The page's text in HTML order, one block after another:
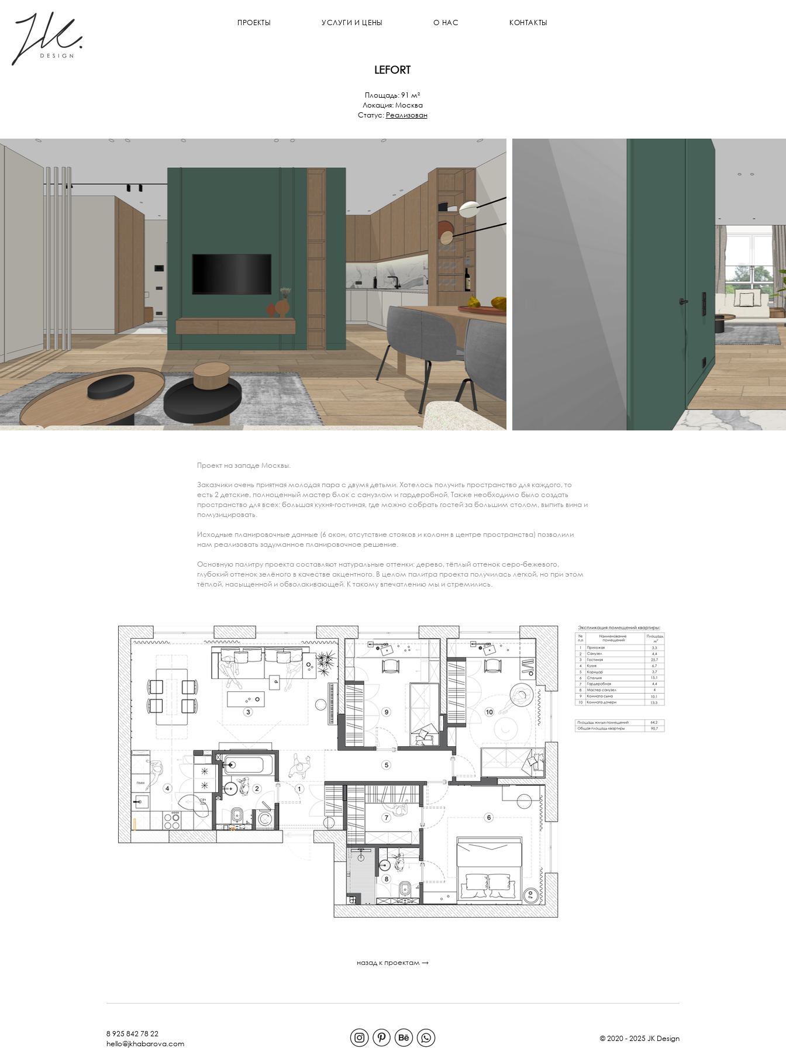
ПРОЕКТЫ УСЛУГИ И ЦЕНЫ О НАС КОНТАКТЫ
LEFORT
Площадь: 91 м²
Локация:Москва
Статус: Реализован
Проект на западе Москвы.
Заказчики очень приятная молодая пара с двумя детьми. Хотелось получить пространство для каждого, то
есть 2 детские, полноценный мастер блок с санузлом и гардеробной. Также необходимо было создать
пространство для всех: большая кухня-гостиная, где можно собрать гостей за большим столом, выпить вина и
помузицировать.
Исходные планировочные данные (6 окон, отсутствие стояков и колонн в центре пространства) позволили
нам реализовать задуманное планировочное решение.
Основную палитру проекта составляют натуральные оттенки: дерево, тёплый оттенок серо-бежевого,
глубокий оттенок зелёного в качестве акцентного. В целом палитра проекта получилась легкой, но при этом
тёплой, насыщенной и обволакивающей. К такому впечатлению мы и стремились.
назад к проектам →
8 925 842 78 22
hello@jkhabarova.com
© 2020 - 2025 JK Design